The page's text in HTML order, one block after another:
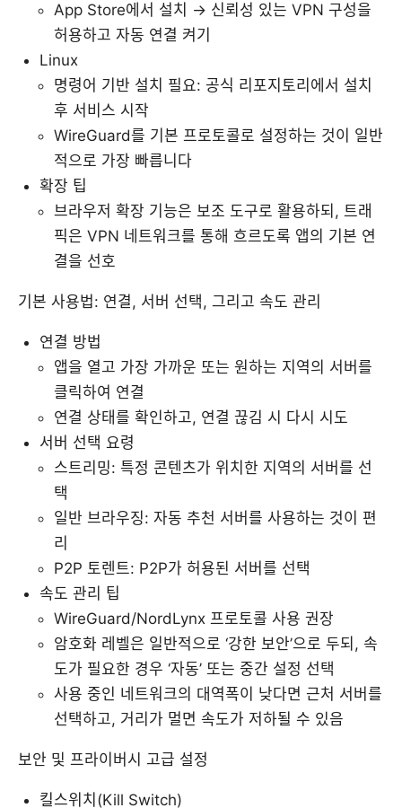
App Store에서 설치 → 신뢰성 있는 VPN 구성을
허용하고 자동 연결 켜기
Linux
명령어 기반 설치 필요: 공식 리포지토리에서 설치
후 서비스 시작
WireGuard를 기본 프로토콜로 설정하는 것이 일반
적으로 가장 빠릅니다
확장 팁
브라우저 확장 기능은 보조 도구로 활용하되, 트래
픽은 VPN 네트워크를 통해 흐르도록 앱의 기본 연
결을 선호
기본 사용법: 연결, 서버 선택, 그리고 속도 관리
연결 방법
앱을 열고 가장 가까운 또는 원하는 지역의 서버를
클릭하여 연결
연결 상태를 확인하고, 연결 끊김 시 다시 시도
서버 선택 요령
스트리밍: 특정 콘텐츠가 위치한 지역의 서버를 선
택
일반 브라우징: 자동 추천 서버를 사용하는 것이 편
리
P2P 토렌트: P2P가 허용된 서버를 선택
속도 관리 팁
WireGuard/NordLynx 프로토콜 사용 권장
암호화 레벨은 일반적으로 ‘강한 보안’으로 두되, 속
도가 필요한 경우 ‘자동’ 또는 중간 설정 선택
사용 중인 네트워크의 대역폭이 낮다면 근처 서버를
선택하고, 거리가 멀면 속도가 저하될 수 있음
보안 및 프라이버시 고급 설정
킬스위치(Kill Switch)